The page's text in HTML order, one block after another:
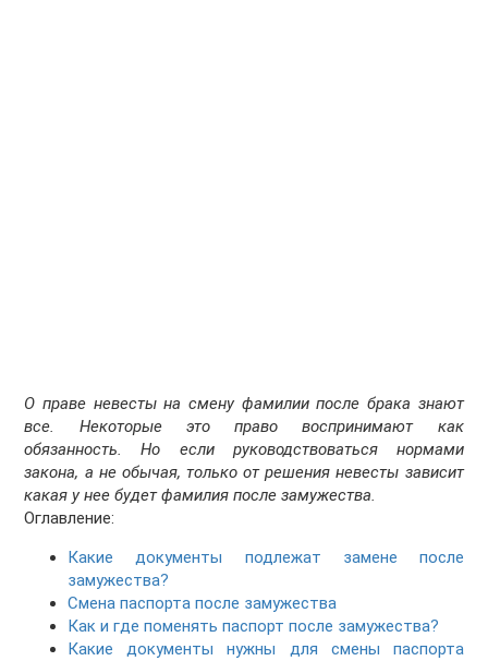
О праве невесты на смену фамилии после брака знают
все. Некоторые это право воспринимают как
обязанность. Но если руководствоваться нормами
закона, а не обычая, только от решения невесты зависит
какая у нее будет фамилия после замужества.
Оглавление:
Какие документы подлежат замене после
замужества?
Cмена паспорта после замужества
Как и где поменять паспорт после замужества?
Какие документы нужны для смены паспорта